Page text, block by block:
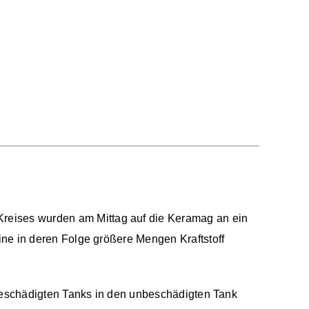
wurden am Mittag auf die Keramag an ein
in deren Folge größere Mengen Kraftstoff
Tanks in den unbeschädigten Tank